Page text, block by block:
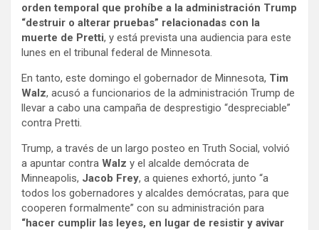
orden temporal que prohíbe a la administración Trump
“destruir o alterar pruebas” relacionadas con la
muerte de Pretti, y está prevista una audiencia para este
lunes en el tribunal federal de Minnesota.
En tanto, este domingo el gobernador de Minnesota, Tim
Walz, acusó a funcionarios de la administración Trump de
llevar a cabo una campaña de desprestigio “despreciable”
contra Pretti.
Trump, a través de un largo posteo en Truth Social, volvió
a apuntar contra Walz y el alcalde demócrata de
Minneapolis, Jacob Frey, a quienes exhortó, junto “a
todos los gobernadores y alcaldes demócratas, para que
cooperen formalmente” con su administración para
“hacer cumplir las leyes, en lugar de resistir y avivar